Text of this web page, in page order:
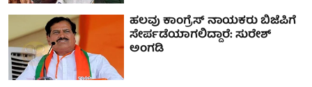
ಹಲವು ಕಾಂಗ್ರೆಸ್ ನಾಯಕರು ಬಿಜೆಪಿಗೆ
ಸೇರ್ಪಡೆಯಾಗಲಿದ್ದಾರೆ: ಸುರೇಶ್
ಅಂಗಡಿ